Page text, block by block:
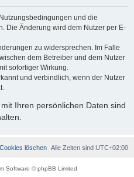
und die
Die Änderung wird dem Nutzer per E-
zu widersprechen. Im Falle
dem Betreiber und dem Nutzer
sofortiger Wirkung.
und verbindlich, wenn der Nutzer
Ihren persönlichen Daten sind
Alle Zeiten sind UTC+02:00
löschen
Software © phpBB Limited